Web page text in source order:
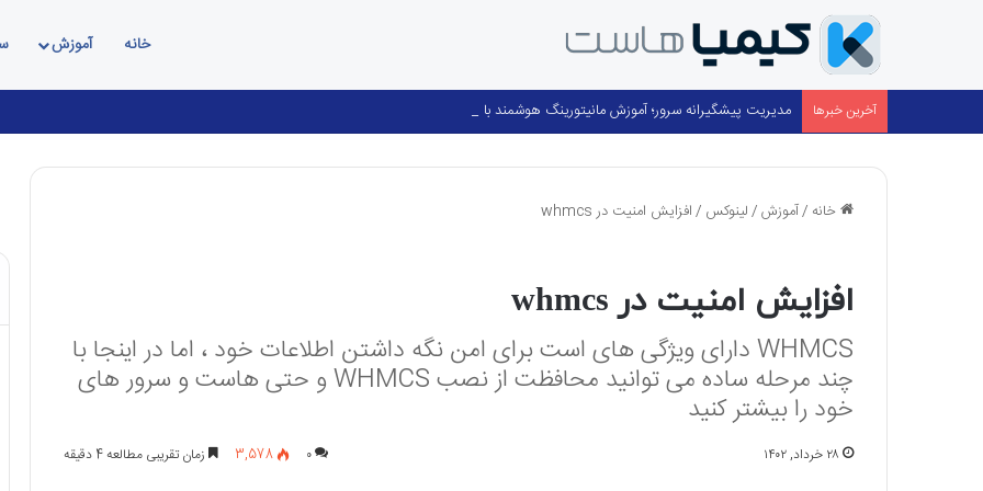
خانه آموزش
آخرین خبرها مدیریت پیشگیرانه سرور؛ آموزش مانیتورینگ هوشمند با cPanel و ۳۶۰ Monitoring
خانه /آموزش/لینوکس /افزایش امنیت در whmcs
افزایش امنیت در whmcs
WHMCS دارای ویژگی های است برای امن نگه داشتن اطلاعات خود ، اما در اینجا با
چند مرحله ساده می توانید محافظت از نصب WHMCS و حتی هاست و سرور های
خود را بیشتر کنید
۲۸ خرداد, ۱۴۰۲ ۰ 3,578 زمان تقریبی مطالعه 4 دقیقه